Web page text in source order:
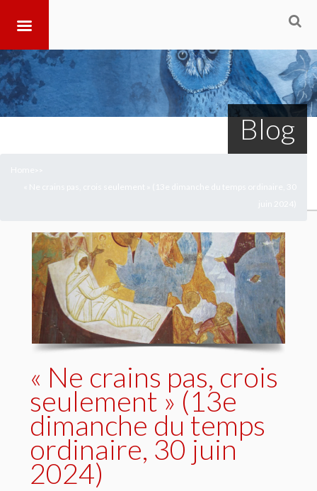
Blog
« Ne crains pas, crois
seulement » (13e
dimanche du temps
ordinaire, 30 juin
2024)